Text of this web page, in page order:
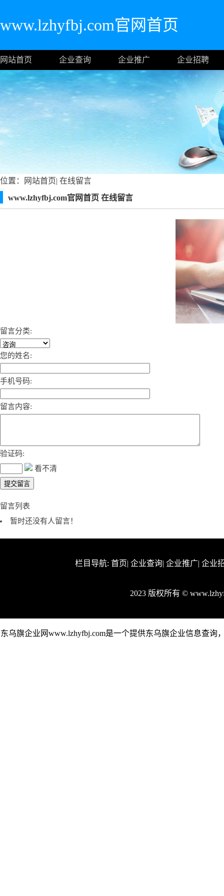
www.lzhyfbj.com官网首页
网站首页 企业查询 企业推广 企业招聘
位置： 网站首页| 在线留言
www.lzhyfbj.com官网首页 在线留言
留言分类:
您的姓名:
手机号码:
留言内容:
验证码:
看不清
留言列表
暂时还没有人留言！
栏目导航: 首页| 企业查询| 企业推广| 企业
2023 版权所有 ©
东乌旗企业网www.lzhyfbj.com是一个提供东乌旗企业信息查